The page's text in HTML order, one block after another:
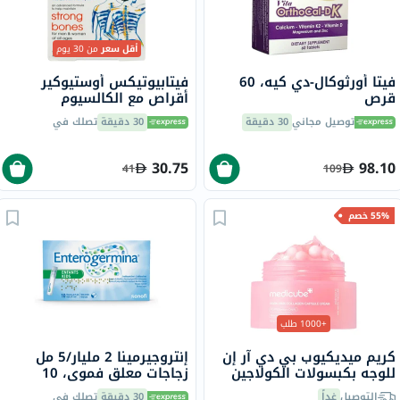
فيتا أورثوكال-دي كيه، 60
قرص
توصيل مجاني30 دقيقة
98.10
109
أقل سعرمن 30 يوم
فيتابيوتيكس أوستيوكير
أقراص مع الكالسيوم
والزنك لقوة العظام، 30 قرص
30 دقيقة تصلك في
30.75
41
55% خصم
+1000 طلب
كريم ميديكيوب بي دي آر إن
للوجه بكبسولات الكولاجين
الوردي، 55 جرام
إنتروجيرمينا 2 مليار/5 مل
زجاجات معلق فموي، 10
زجاجات